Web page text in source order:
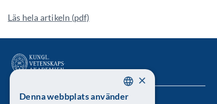
Läs hela artikeln (pdf)
SWEDISH
×
Denna webbplats använder